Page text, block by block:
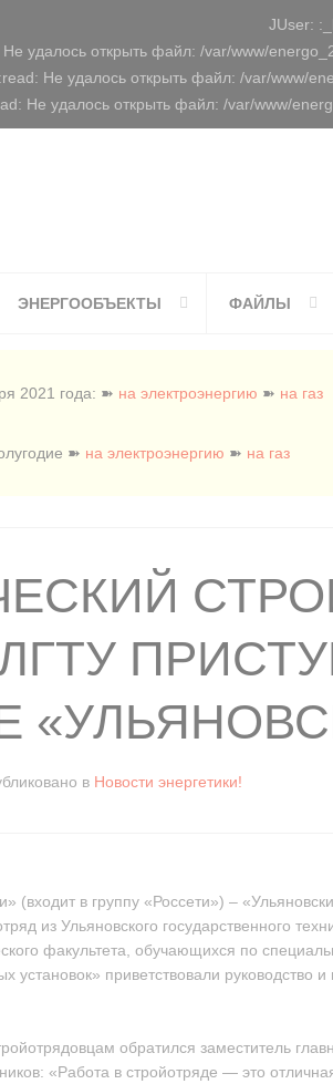
JUser:
удалось открыть файл: /var/www/
Не удалось открыть файл: /var/www/
Не удалось открыть файл: /var/www/
ЭНЕРГООБЪЕКТЫ ФАЙЛЫ
2021 года: ➽ на электроэнергию ➽ на газ
➽ на электроэнергию ➽ на газ
в Новости энергетики!
в группу «Россети») –
из Ульяновского государственного
факультета, обучающихся по
приветствовали руководство
обратился заместитель
«Работа в стройотряде — это